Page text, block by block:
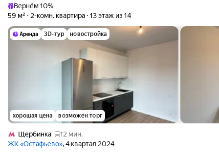
Вернём 10%
59 м²
2-комн. квартира 13 этаж из 14
3D-тур новостройка
хорошая цена возможен торг
Щербинка
12 мин.
ЖК «Остафьево», 4 квартал 2024